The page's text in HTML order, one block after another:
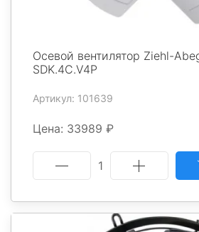
Осевой вентилятор Ziehl-
SDK.4C.V4P
Артикул: 101639
Цена: 33989 ₽
1